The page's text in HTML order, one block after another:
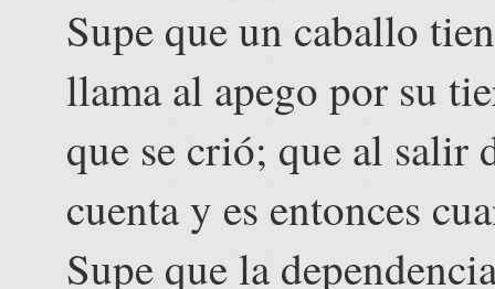
Supe que un caballo
llama al apego por su
que se crió; que al salir
cuenta y es entonces
Supe que la